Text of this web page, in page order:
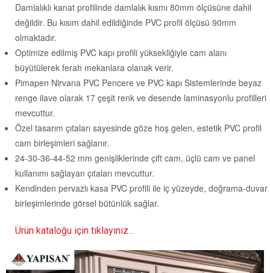
Damlalıklı kanat profilinde damlalık kısmı 80mm ölçüsüne dahil
değildir. Bu kısım dahil edildiğinde PVC profil ölçüsü 90mm
olmaktadır.
Optimize edilmiş PVC kapı profili yüksekliğiyle cam alanı
büyütülerek ferah mekanlara olanak verir.
Pimapen Nirvana PVC Pencere ve PVC kapı Sistemlerinde beyaz
renge ilave olarak 17 çeşit renk ve desende laminasyonlu profilleri
mevcuttur.
Özel tasarım çıtaları sayesinde göze hoş gelen, estetik PVC profil
cam birleşimleri sağlanır.
24-30-36-44-52 mm genişliklerinde çift cam, üçlü cam ve panel
kullanımı sağlayan çıtaları mevcuttur.
Kendinden pervazlı kasa PVC profili ile iç yüzeyde, doğrama-duvar
birleşimlerinde görsel bütünlük sağlar.
Ürün kataloğu için tıklayınız…